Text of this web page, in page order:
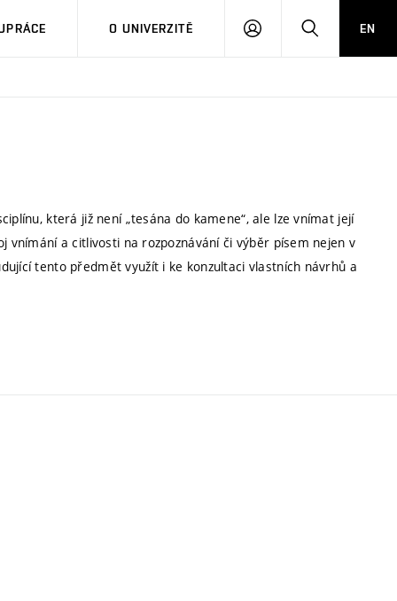
O UNIVERZITĚ
PŘIHLÁSIT HLEDATEN
která již není „tesána do kamene“, ale lze vnímat její
a citlivosti na rozpoznávání či výběr písem nejen v
tento předmět využít i ke konzultaci vlastních návrhů a